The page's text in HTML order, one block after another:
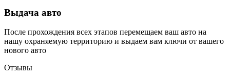
Выдача авто
После прохождения всех этапов перемещаем ваш авто на
нашу охраняемую территорию и выдаем вам ключи от вашего
нового авто
Отзывы